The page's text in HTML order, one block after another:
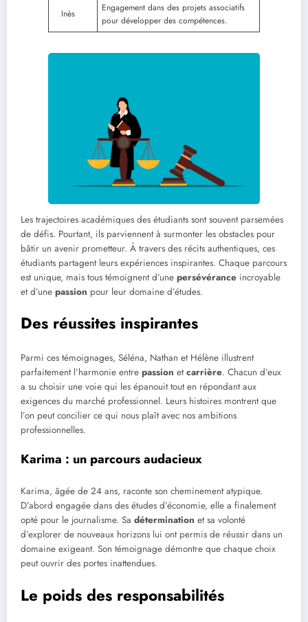
Inès
Engagement dans des projets associatifs
pour développer des compétences.
Les trajectoires académiques des étudiants sont souvent parsemées
de défis. Pourtant, ils parviennent à surmonter les obstacles pour
bâtir un avenir prometteur. À travers des récits authentiques, ces
étudiants partagent leurs expériences inspirantes. Chaque parcours
est unique, mais tous témoignent d’une persévérance incroyable
et d’une passion pour leur domaine d’études.
Des réussites inspirantes
Parmi ces témoignages, Séléna, Nathan et Hélène illustrent
parfaitement l’harmonie entre passion etcarrière. Chacun d’eux
a su choisir une voie qui les épanouit tout en répondant aux
exigences du marché professionnel. Leurs histoires montrent que
l’on peut concilier ce qui nous plaît avec nos ambitions
professionnelles.
Karima : un parcours audacieux
Karima, âgée de 24 ans, raconte son cheminement atypique.
D’abord engagée dans des études d’économie, elle a finalement
opté pour le journalisme. Sa détermination et sa volonté
d’explorer de nouveaux horizons lui ont permis de réussir dans un
domaine exigeant. Son témoignage démontre que chaque choix
peut ouvrir des portes inattendues.
Le poids des responsabilités